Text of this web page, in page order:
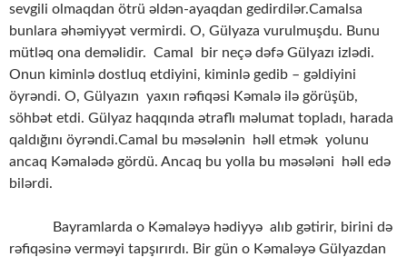
sevgili olmaqdan ötrü əldən-ayaqdan gedirdilər.Camalsa
bunlara əhəmiyyət vermirdi. O, Gülyaza vurulmuşdu. Bunu
mütləq ona deməlidir. Camal bir neçə dəfə Gülyazı izlədi.
Onun kiminlə dostluq etdiyini, kiminlə gedib – gəldiyini
öyrəndi. O, Gülyazın yaxın rəfiqəsi Kəmalə ilə görüşüb,
söhbət etdi. Gülyaz haqqında ətraflı məlumat topladı, harada
qaldığını öyrəndi.Camal bu məsələnin həll etmək yolunu
ancaq Kəmalədə gördü. Ancaq bu yolla bu məsələni həll edə
bilərdi.
Bayramlarda o Kəmaləyə hədiyyə alıb gətirir, birini də
rəfiqəsinə verməyi tapşırırdı. Bir gün o Kəmaləyə Gülyazdan